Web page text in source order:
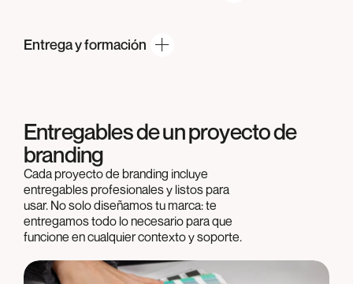
Entregay formación
Entregables de un proyecto de
branding
Cada proyecto de branding incluye
entregables profesionales y listos para
usar. No solo diseñamos tu marca: te
entregamos todo lo necesario para que
funcione en cualquier contexto y soporte.